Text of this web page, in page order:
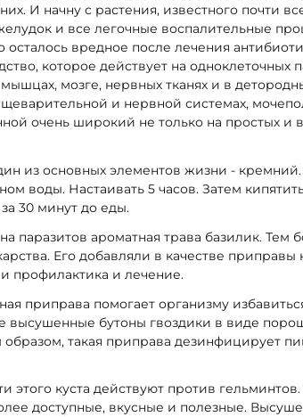
И начну с растения, известного почти
и все легочные воспалительные
осталось вредное после лечения
которое действует на одноклеточных
мозге, нервных тканях и в
и нервной системах,
очень широкий не только на простых и
из основных элементов жизни -
воды. Настаивать 5 часов. Затем
30 минут до еды.
паразитов ароматная трава базилик. Тем
Его добавляли в качестве
профилактика и лечение.
приправа помогает организму
высушенные бутоны гвоздики в виде
такая приправа дезинфицирует
этого куста действуют против
доступные, вкусные и полезные.